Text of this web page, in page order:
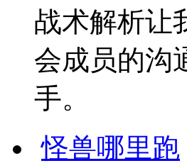
战术解析让
会成员的沟
手。
怪兽哪里跑